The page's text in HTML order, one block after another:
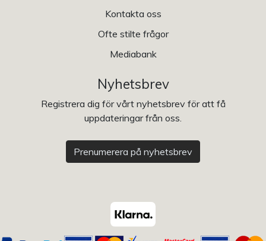
Kontakta oss
Ofte stilte frågor
Mediabank
Nyhetsbrev
Registrera dig för vårt nyhetsbrev för att få
uppdateringar från oss.
Prenumerera på nyhetsbrev